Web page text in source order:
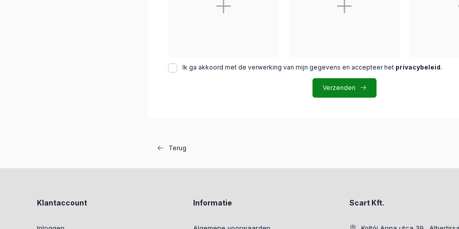
Ik ga akkoord met de verwerking van mijn gegevens en accepteer het privacybeleid.
Verzenden
Terug
Klantaccount Informatie Scart Kft.